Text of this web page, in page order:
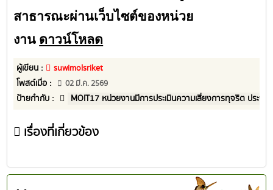
สาธารณะผ่านเว็บไซต์ของหน่วย
งาน ดาวน์โหลด
ผู้เขียน :
suwimolsriket
โพสต์เมื่อ :
02 มี.ค. 2569
ป้ายกำกับ : MOIT17 หน่วยงานมีการประเมินความเสี่ยงการทุจริต ประจ
เรื่องที่เกี่ยวข้อง